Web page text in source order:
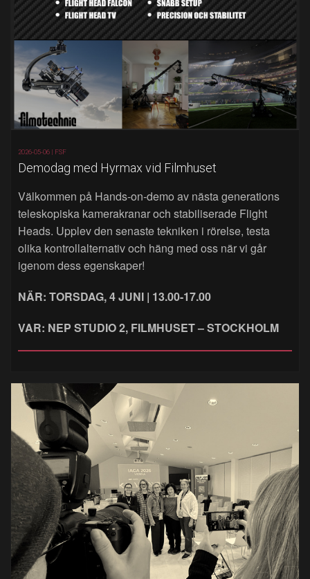
2026-05-06 | FSF
Demodag med Hyrmax vid Filmhuset
Välkommen på Hands‑on‑demo av nästa generations
teleskopiska kamerakranar och stabiliserade Flight
Heads. Upplev den senaste tekniken i rörelse, testa
olika kontrollalternativ och häng med oss när vi går
igenom dess egenskaper!
NÄR: TORSDAG, 4 JUNI | 13.00-17.00
VAR: NEP STUDIO 2, FILMHUSET – STOCKHOLM